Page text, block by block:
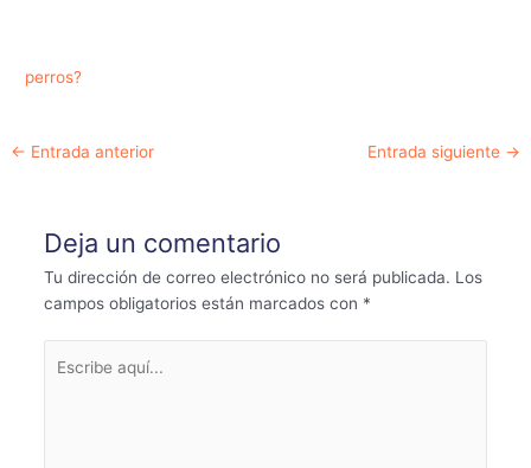
perros?
Navegación
← Entrada anterior Entrada siguiente →
Deja un comentario
Tu dirección de correo electrónico no será publicada. Los
campos obligatorios están marcados con *
aquí...